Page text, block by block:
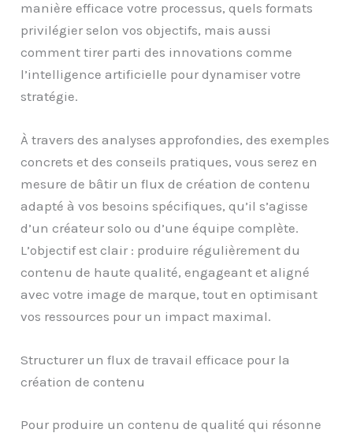
manière efficace votre processus, quels formats
privilégier selon vos objectifs, mais aussi
comment tirer parti des innovations comme
l’intelligence artificielle pour dynamiser votre
stratégie.
À travers des analyses approfondies, des exemples
concrets et des conseils pratiques, vous serez en
mesure de bâtir un flux de création de contenu
adapté à vos besoins spécifiques, qu’il s’agisse
d’un créateur solo ou d’une équipe complète.
L’objectif est clair : produire régulièrement du
contenu de haute qualité, engageant et aligné
avec votre image de marque, tout en optimisant
vos ressources pour un impact maximal.
Structurer un flux de travail efficace pour la
création de contenu
Pour produire un contenu de qualité qui résonne